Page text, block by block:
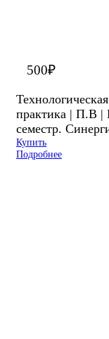
500₽
практика | П.В |
семестр.
Купить
Подробнее